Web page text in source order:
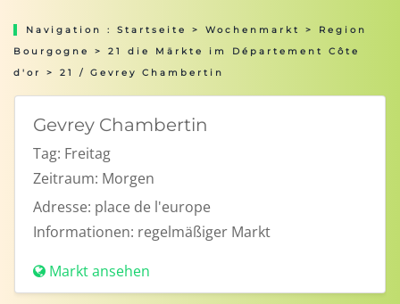
Navigation : Startseite > Wochenmarkt > Region
Bourgogne
> 21 die Märkte im Département Côte
d'or
> 21 / Gevrey Chambertin
Gevrey Chambertin
Tag: Freitag
Zeitraum: Morgen
Adresse: place de l'europe
Informationen: regelmäßiger Markt
Markt ansehen